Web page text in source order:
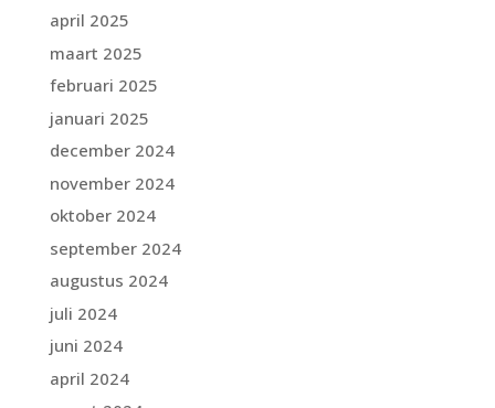
april 2025
maart 2025
februari 2025
januari 2025
december 2024
november 2024
oktober 2024
september 2024
augustus 2024
juli 2024
juni 2024
april 2024